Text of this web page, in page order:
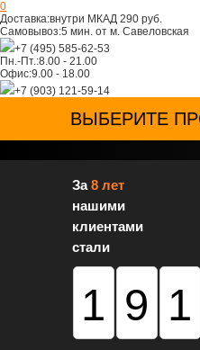
0
Доставка:внутри МКАД 290 руб.
Самовывоз:5 мин. от м. Савеловская
+7 (495) 585-62-53
Пн.-Пт.:8.00 - 21.00
Офис:9.00 - 18.00
+7 (903) 121-59-14
ВЫБЕРИТЕ
За8 лет
нашими
клиентами
стали